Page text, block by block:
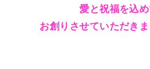
愛と祝福を込
お創りさせていただ